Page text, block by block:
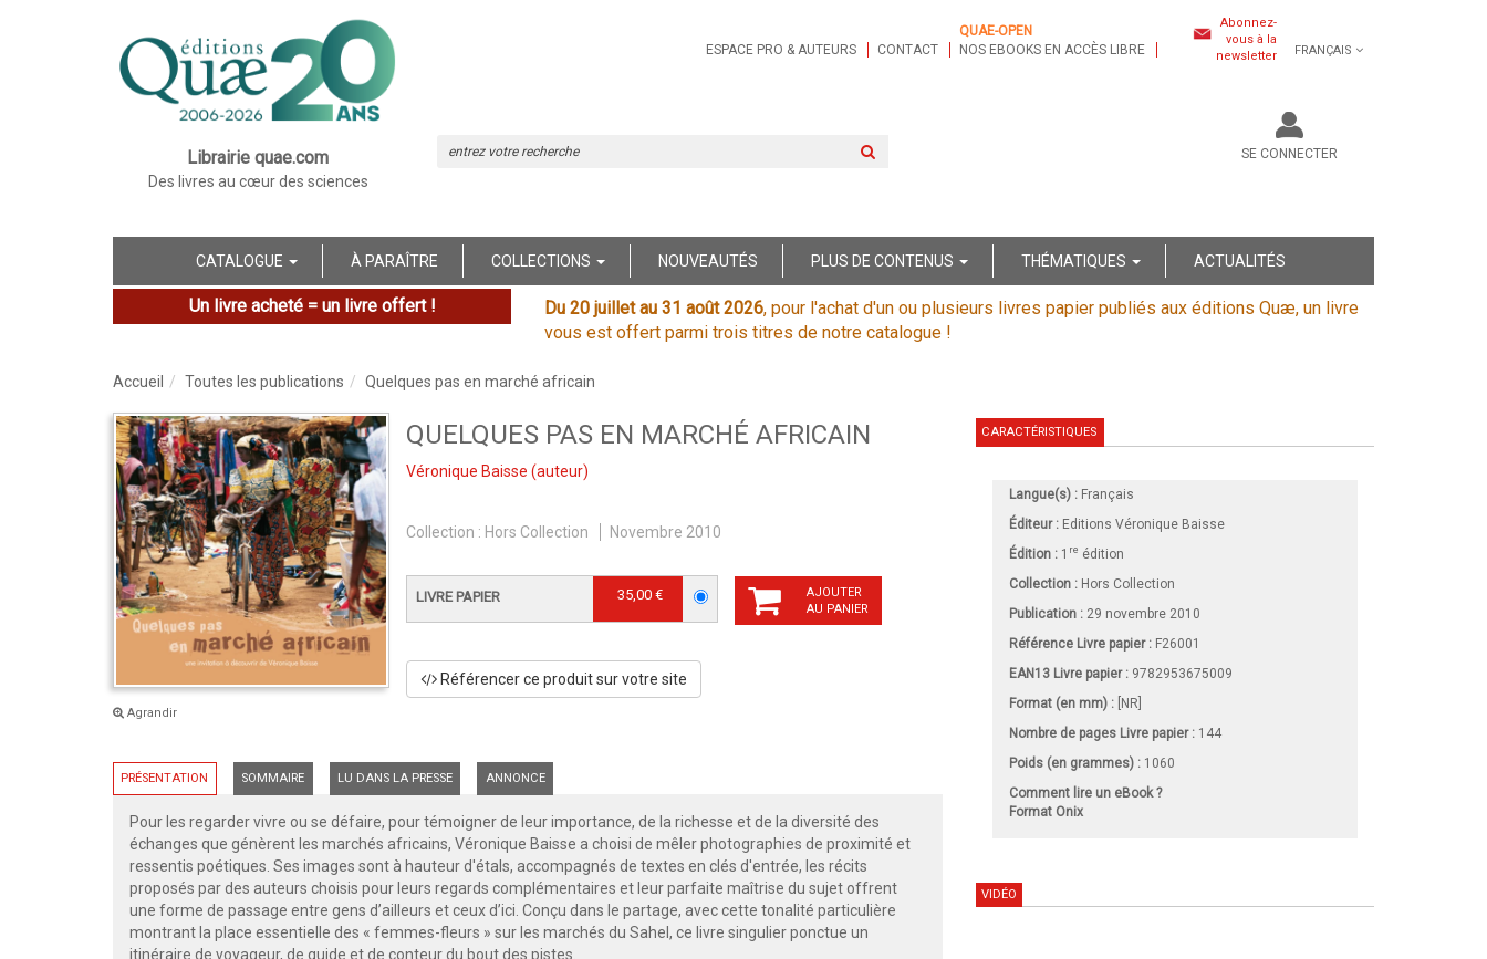
Librairie quae.com
Des livres au cœur des sciences
ESPACE PRO & AUTEURS CONTACT
QUAE-OPEN
NOS EBOOKS EN ACCÈS LIBRE
Abonnez-
vous à la
newsletter
FRANÇAIS
SE CONNECTER
CATALOGUE À PARAÎTRE COLLECTIONS NOUVEAUTÉS PLUS DE CONTENUS THÉMATIQUES ACTUALITÉS
Un livre acheté = un livre offert ! Du 20 juillet au 31 août 2026, pour l'achat d'un ou plusieurs livres papier publiés aux éditions Quæ, un livre
vous est offert parmi trois titres de notre catalogue !
Accueil Toutes les publications Quelques pas en marché africain
Agrandir
QUELQUES PAS EN MARCHÉ AFRICAIN
Véronique Baisse (auteur)
Collection : Hors Collection Novembre 2010
LIVRE PAPIER 35,00 €
AJOUTER
AU PANIER
Référencer ce produit sur votre site
PRÉSENTATION SOMMAIRE LU DANS LA PRESSE ANNONCE
Pour les regarder vivre ou se défaire, pour témoigner de leur importance, de la richesse et de la diversité des
échanges que génèrent les marchés africains, Véronique Baisse a choisi de mêler photographies de proximité et
ressentis poétiques. Ses images sont à hauteur d'étals, accompagnés de textes en clés d'entrée, les récits
proposés par des auteurs choisis pour leurs regards complémentaires et leur parfaite maîtrise du sujet offrent
une forme de passage entre gens d’ailleurs et ceux d’ici. Conçu dans le partage, avec cette tonalité particulière
montrant la place essentielle des « femmes-fleurs » sur les marchés du Sahel, ce livre singulier ponctue un
itinéraire de voyageur, de guide et de conteur du bout des pistes.
CARACTÉRISTIQUES
Langue(s) : Français
Éditeur : Editions Véronique Baisse
Édition : 1 re édition
Collection : Hors Collection
Publication : 29 novembre 2010
Référence Livre papier : F26001
EAN13 Livre papier : 9782953675009
Format (en mm) : [NR]
Nombre de pages Livre papier: 144
Poids (en grammes) : 1060
Comment lire un eBook ?
Format Onix
VIDÉO